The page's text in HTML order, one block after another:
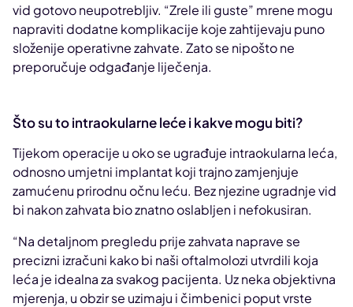
vid gotovo neupotrebljiv. “Zrele ili guste” mrene mogu
napraviti dodatne komplikacije koje zahtijevaju puno
složenije operativne zahvate. Zato se nipošto ne
preporučuje odgađanje liječenja.
Što su to intraokularne leće i kakve mogu biti?
Tijekom operacije u oko se ugrađuje intraokularna leća,
odnosno umjetni implantat koji trajno zamjenjuje
zamućenu prirodnu očnu leću. Bez njezine ugradnje vid
bi nakon zahvata bio znatno oslabljen i nefokusiran.
“Na detaljnom pregledu prije zahvata naprave se
precizni izračuni kako bi naši oftalmolozi utvrdili koja
leća je idealna za svakog pacijenta. Uz neka objektivna
mjerenja, u obzir se uzimaju i čimbenici poput vrste